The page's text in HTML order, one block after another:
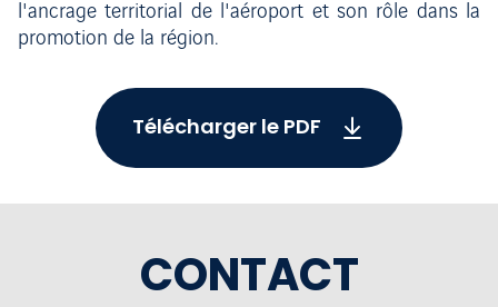
l'ancrage territorial de l'aéroport et son rôle dans la
promotion de la région.
Télécharger le PDF
CONTACT